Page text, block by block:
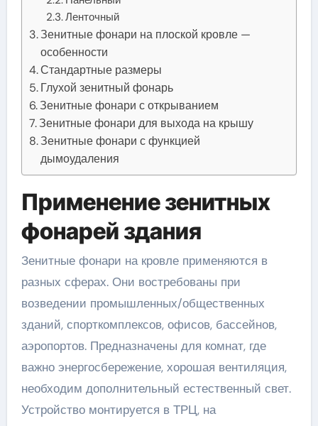
Ленточный
Зенитные фонари на плоской кровле —
особенности
Стандартные размеры
Глухой зенитный фонарь
Зенитные фонари с открыванием
Зенитные фонари для выхода на крышу
Зенитные фонари с функцией
дымоудаления
Применение зенитных
фонарей здания
Зенитные фонари на кровле применяются в
разных сферах. Они востребованы при
возведении промышленных/общественных
зданий, спорткомплексов, офисов, бассейнов,
аэропортов. Предназначены для комнат, где
важно энергосбережение, хорошая вентиляция,
необходим дополнительный естественный свет.
Устройство монтируется в ТРЦ, на